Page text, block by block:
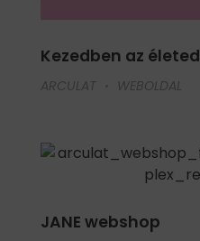
Kezedben az életed
ARCULAT WEBOLDAL
JANE webshop